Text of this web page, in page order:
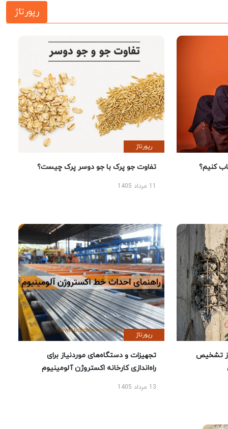
رپورتاژ
کنیم؟
رپورتاژ
تفاوت جو پرک با جو دوسر پرک چیست؟
تشخیص
رپورتاژ
تجهیزات و دستگاه‌های موردنیاز برای
راه‌اندازی کارخانه اکستروژن آلومینیوم
13 مرداد 1405